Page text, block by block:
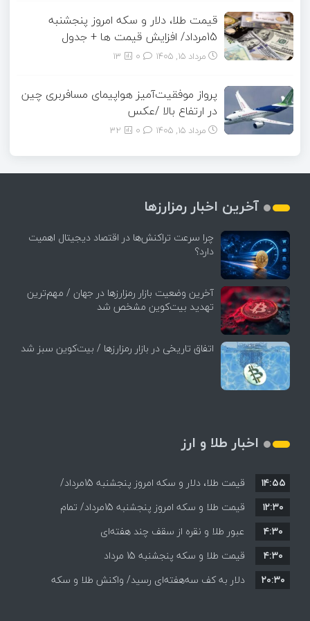
قیمت طلا، دلار و سکه امروز پنجشنبه
15مرداد/ افزایش قیمت ها + جدول
مرداد ۱۵, ۱۴۰۵ 13
پرواز موفقیت‌آمیز هواپیمای مسافربری چین
در ارتفاع بالا /عکس
مرداد ۱۵, ۱۴۰۵ 32
آخرین اخبار رمزارزها
چرا سرعت تراکنش‌ها در اقتصاد دیجیتال اهمیت
دارد؟
آخرین وضعیت بازار رمزارزها در جهان / مهم‌ترین
تهدید بیت‌کوین مشخص شد
اتفاق تاریخی در بازار رمزارزها / بیت‌کوین سبز شد
اخبار طلا و ارز
قیمت طلا، دلار و سکه امروز پنجشنبه 15مرداد/
افزایش قیمت ها + جدول
۱۴:۵۵
قیمت طلا و سکه امروز پنجشنبه 15مرداد/ تمام
قیمت ها بر مدار افزایش + جدول
۱۲:۳۰
عبور طلا و نقره از سقف چند هفته‌ای
۴:۳۰
قیمت طلا و سکه پنجشنبه 15 مرداد
۴:۳۰
دلار به کف سه‌هفته‌ای رسید/ واکنش طلا و سکه
۲۰:۳۰